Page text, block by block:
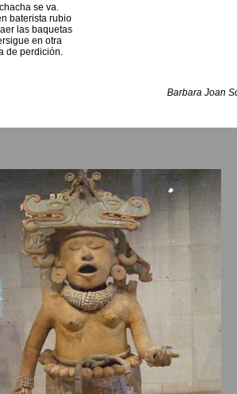
se va.
baterista rubio
las baquetas
en otra
de perdición.
Barbara Joan